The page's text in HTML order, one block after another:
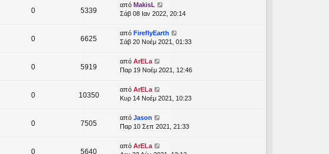
0 5339
από MakisL
Σάβ 08 Ιαν 2022, 20:14
0 6625
από FireflyEarth
Σάβ 20 Νοέμ 2021, 01:33
0 5919
από ArELa
Παρ 19 Νοέμ 2021, 12:46
0 10350
από ArELa
Κυρ 14 Νοέμ 2021, 10:23
0 7505
από Jason
Παρ 10 Σεπ 2021, 21:33
0 5640
από ArELa